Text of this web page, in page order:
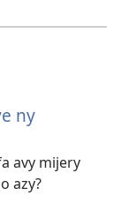
ny
avy mijery
azy?